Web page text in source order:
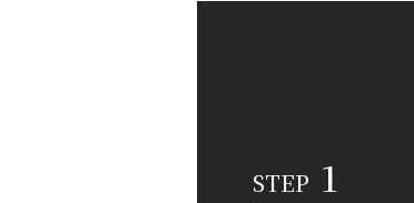
STEP 1